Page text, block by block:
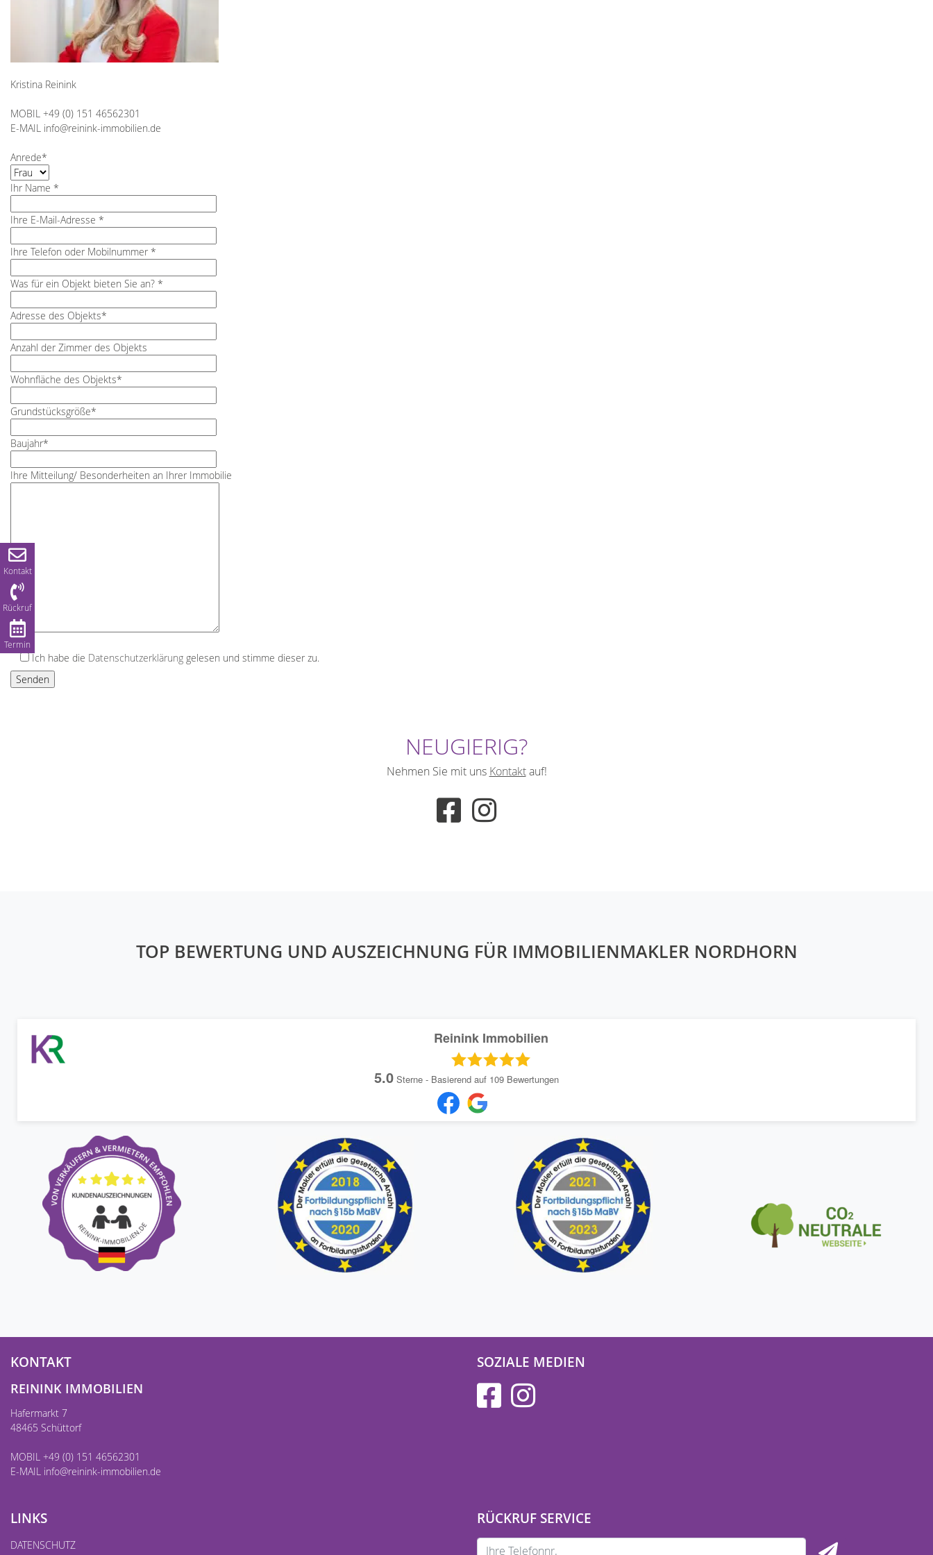
Kontakt
Rückruf
Termin
Auch die fundierte Auswertung wurde uns bereits zwei Tage später zugestellt.
Wir können hier nur eine ausnahmslose Empfehlung aussprechen und würden die Dienste jederzeit wieder in Anspruch nehmen.
Bitte weiter so!
Kristina Reinink
MOBIL +49 (0) 151 46562301
E-MAIL info@reinink-immobilien.de
Anrede*
Ihr Name *
Ihre E-Mail-Adresse *
Ihre Telefon oder Mobilnummer *
Was für ein Objekt bieten Sie an? *
Adresse des Objekts*
Anzahl der Zimmer des Objekts
Wohnfläche des Objekts*
Grundstücksgröße*
Baujahr*
Ihre Mitteilung/ Besonderheiten an Ihrer Immobilie
Ich habe die Datenschutzerklärung gelesen und stimme dieser zu.
NEUGIERIG?
Nehmen Sie mit uns Kontaktauf!
TOP BEWERTUNG UND AUSZEICHNUNG FÜR IMMOBILIENMAKLER NORDHORN
Reinink Immobilien
5.0 Sterne - Basierend auf 109 Bewertungen
KONTAKT
REININK IMMOBILIEN
Hafermarkt 7
48465 Schüttorf
MOBIL +49 (0) 151 46562301
E-MAIL info@reinink-immobilien.de
SOZIALE MEDIEN
LINKS
DATENSCHUTZ
RÜCKRUF SERVICE